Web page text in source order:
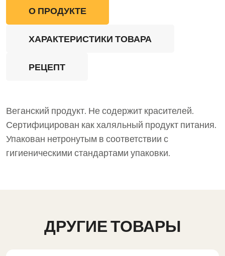
О ПРОДУКТЕ
ХАРАКТЕРИСТИКИ ТОВАРА
РЕЦЕПТ
Веганский продукт. Не содержит красителей.
Сертифицирован как халяльный продукт питания.
Упакован нетронутым в соответствии с
гигиеническими стандартами упаковки.
ДРУГИЕ ТОВАРЫ